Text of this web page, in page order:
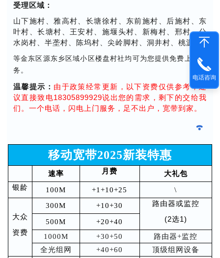
受理区域：
山下施村、雅高村、长塘徐村、东前施村、后施村、东
叶村、长塘村、王安村、施堰头村、新梅村、邢村、分
水岗村、半垄村、陈坞村、尖岭脚村、洞井村、桃源村
等金东区源东乡区域小区楼盘村社均可为您提供免费上门服
务。
温馨提示： 由于政策经常更新，以下资费仅供参考，建
议直接致电18305899929说出您的需求，剩下的交给我
们。一个电话，闪电上门服务，足不出户，宽带到家。
移动宽带2025新装特惠
速率 月费 大礼包
银龄 100M +1+10+25 \
大众
资费
300M +10+30 路由器或监控
(2选1)
500M
+20+40
1000M
+30+50
路由器+监控
全光组网
+40+60 顶级组网设备
电话咨询